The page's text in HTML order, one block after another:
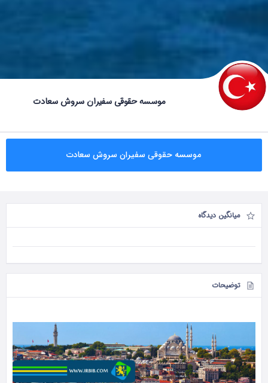
موسسه حقوقی سفیران سروش سعادت
موسسه حقوقی سفیران سروش سعادت
میانگین دیدگاه
توضیحات